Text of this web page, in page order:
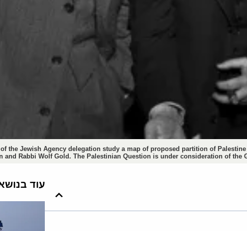
the Jewish Agency delegation study a map of proposed partition of
and Rabbi Wolf Gold. The Palestinian Question is under consideration of the
עוד